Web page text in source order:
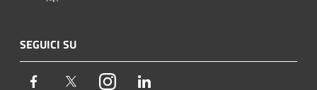
SEGUICI SU
Facebook TwitterInstagram